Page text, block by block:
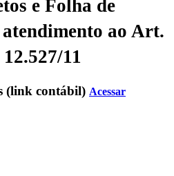
e Folha de
ao Art.
11
(link contábil) Acessar